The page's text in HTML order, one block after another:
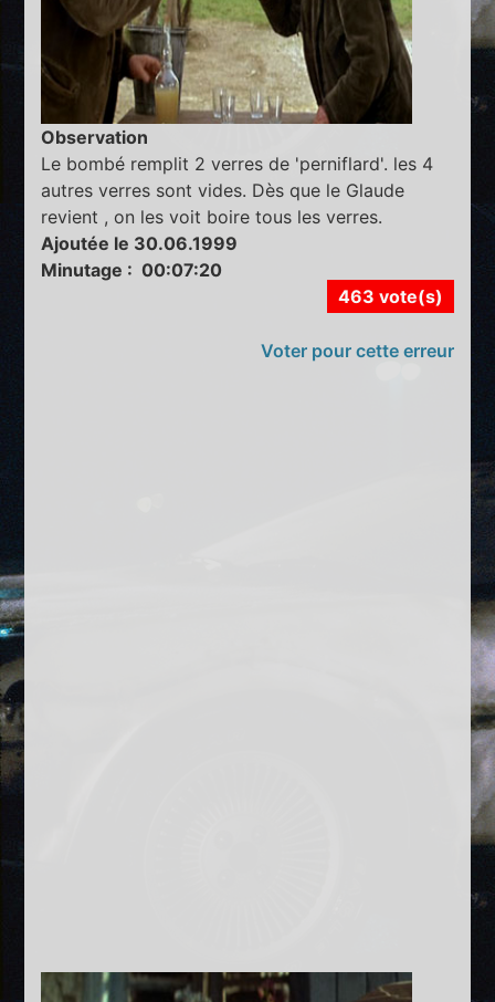
Observation
Le bombé remplit 2 verres de 'perniflard'. les 4
autres verres sont vides. Dès que le Glaude
revient , on les voit boire tous les verres.
Ajoutée le 30.06.1999
Minutage : 00:07:20
463 vote(s)
Voter pour cette erreur